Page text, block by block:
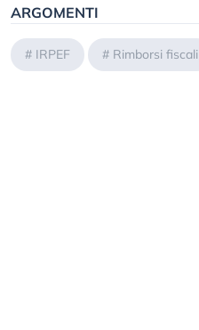
ARGOMENTI
# IRPEF # Rimborsi fiscali